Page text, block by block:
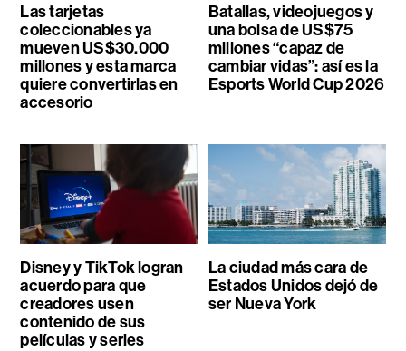
Las tarjetas
coleccionables ya
mueven US$30.000
millones y esta marca
quiere convertirlas en
accesorio
Batallas, videojuegos y
una bolsa de US$75
millones “capaz de
cambiar vidas”: así es la
Esports World Cup 2026
Disney y TikTok logran
acuerdo para que
creadores usen
contenido de sus
películas y series
La ciudad más cara de
Estados Unidos dejó de
ser Nueva York